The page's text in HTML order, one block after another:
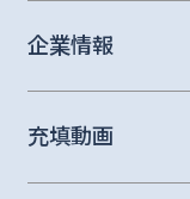
企業情報
充填動画